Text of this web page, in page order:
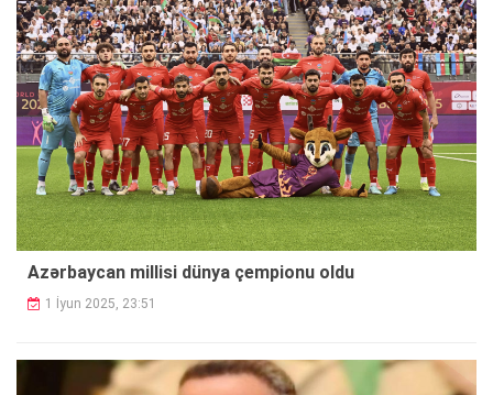
Azərbaycan millisi dünya çempionu oldu
1 İyun 2025, 23:51